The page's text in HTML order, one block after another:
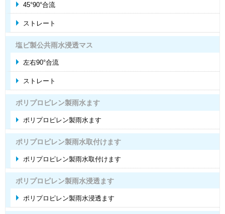
45°90°合流
ストレート
塩ビ製公共雨水浸透マス
左右90°合流
ストレート
ポリプロピレン製雨水ます
ポリプロピレン製雨水ます
ポリプロピレン製雨水取付けます
ポリプロピレン製雨水取付けます
ポリプロピレン製雨水浸透ます
ポリプロピレン製雨水浸透ます